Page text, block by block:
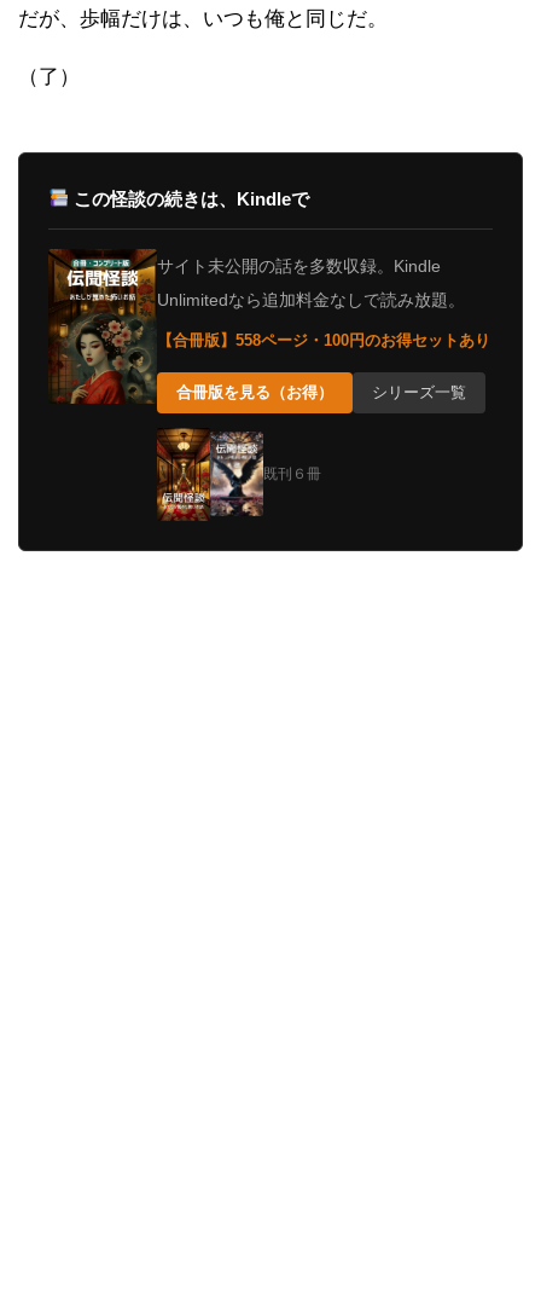
だが、歩幅だけは、いつも俺と同じだ。
（了）
この怪談の続きは、Kindleで
サイト未公開の話を多数収録。Kindle
Unlimitedなら追加料金なしで読み放題。
【合冊版】558ページ・100円のお得セットあり
合冊版を見る（お得） シリーズ一覧
既刊６冊